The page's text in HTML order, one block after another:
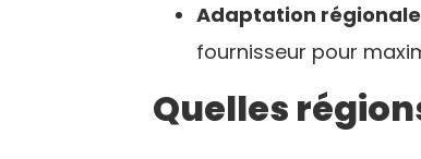
Adaptation régionale
fournisseur pour
Quelles